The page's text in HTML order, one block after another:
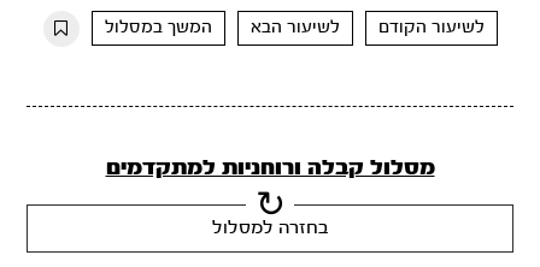
10s
10s
לשיעור הקודם
לשיעור הבא המשך במסלול
מסלול קבלה ורוחניות למתקדמים
בחזרה למסלול